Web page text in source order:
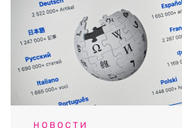
НОВОСТИ